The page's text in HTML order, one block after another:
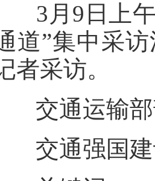
3月9日上午
道”集中采
者采访。
交通运输部
交通强国建